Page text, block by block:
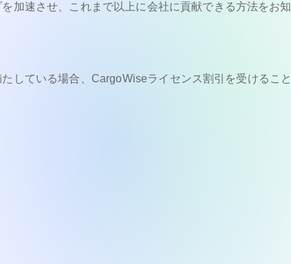
加速させ、これまで以上に会社に貢献できる方法をお知
している場合、CargoWiseライセンス割引を受けること